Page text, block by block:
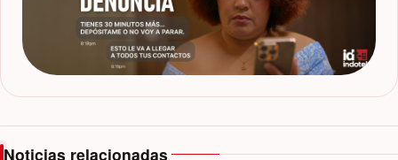
Noticias relacionadas